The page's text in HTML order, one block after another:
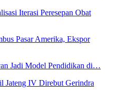
Iterasi Peresepan Obat
Pasar Amerika, Ekspor
Jadi Model Pendidikan di…
Jateng IV Direbut Gerindra